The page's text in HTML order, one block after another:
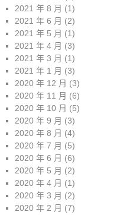
2021 年 8 月 (1)
2021 年 6 月 (2)
2021 年 5 月 (1)
2021 年 4 月 (3)
2021 年 3 月 (1)
2021 年 1 月 (3)
2020 年 12 月 (3)
2020 年 11 月 (6)
2020 年 10 月 (5)
2020 年 9 月 (3)
2020 年 8 月 (4)
2020 年 7 月 (5)
2020 年 6 月 (6)
2020 年 5 月 (2)
2020 年 4 月 (1)
2020 年 3 月 (2)
2020 年 2 月 (7)